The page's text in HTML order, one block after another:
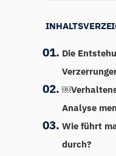
Die
Analyse
Wie führt
durch?